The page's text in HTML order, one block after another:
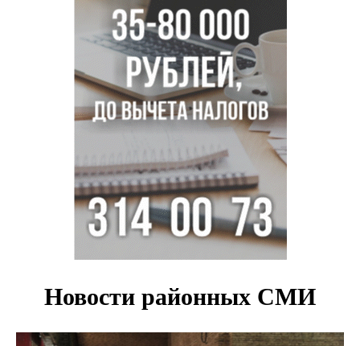
Актриса из Новосибирска Евгения Туркова сыграла мать
в сериале «Малой»